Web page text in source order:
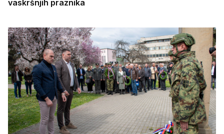
vaskršnjih praznika